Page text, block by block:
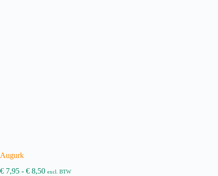
Augurk
€ 7,95 - € 8,50Prijsklasse:
excl. BTW